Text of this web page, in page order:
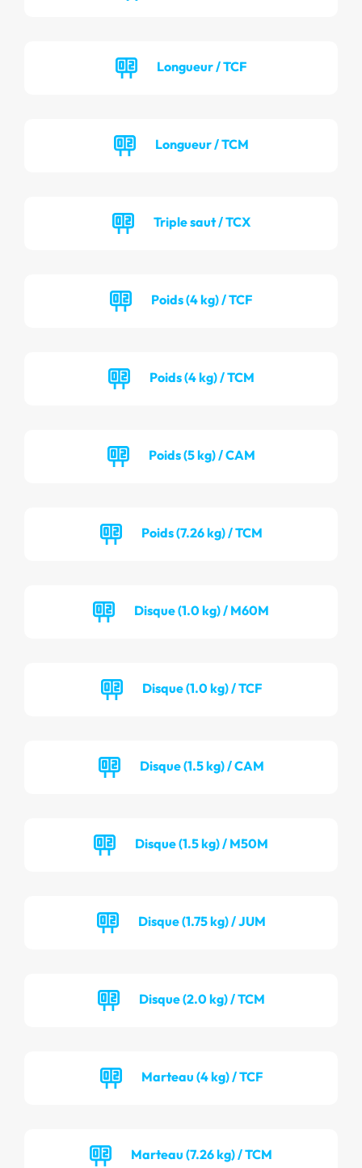
Longueur / TCF
Longueur / TCM
Triple saut / TCX
Poids (4 kg) / TCF
Poids (4 kg) / TCM
Poids (5 kg) / CAM
Poids (7.26 kg) / TCM
Disque (1.0 kg) / M60M
Disque (1.0 kg) / TCF
Disque (1.5 kg) / CAM
Disque (1.5 kg) / M50M
Disque (1.75 kg) / JUM
Disque (2.0 kg) / TCM
Marteau (4 kg) / TCF
Marteau (7.26 kg) / TCM